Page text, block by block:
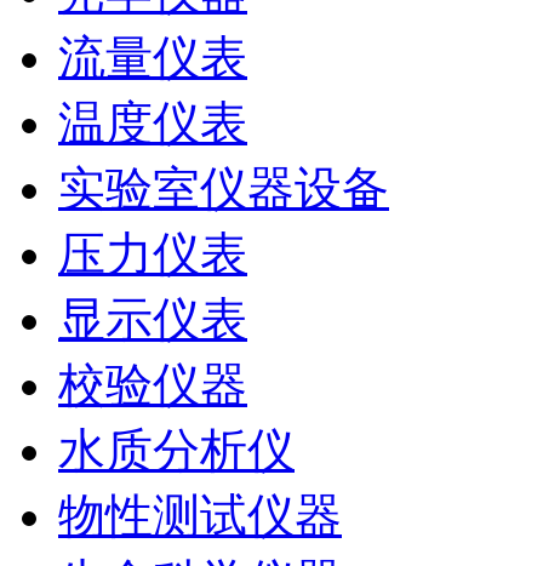
流量仪表
温度仪表
实验室仪器设备
压力仪表
显示仪表
校验仪器
水质分析仪
物性测试仪器